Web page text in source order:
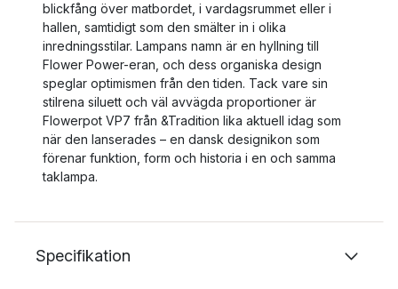
blickfång över matbordet, i vardagsrummet eller i
hallen, samtidigt som den smälter in i olika
inredningsstilar. Lampans namn är en hyllning till
Flower Power-eran, och dess organiska design
speglar optimismen från den tiden. Tack vare sin
stilrena siluett och väl avvägda proportioner är
Flowerpot VP7 från &Tradition lika aktuell idag som
när den lanserades – en dansk designikon som
förenar funktion, form och historia i en och samma
taklampa.
Specifikation